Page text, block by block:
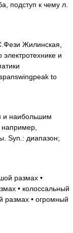
подступ к чему л.
Жилинская,
и
to
наибольшим
Syn.: диапазон;
размах •
• колоссальный
размах • огромный